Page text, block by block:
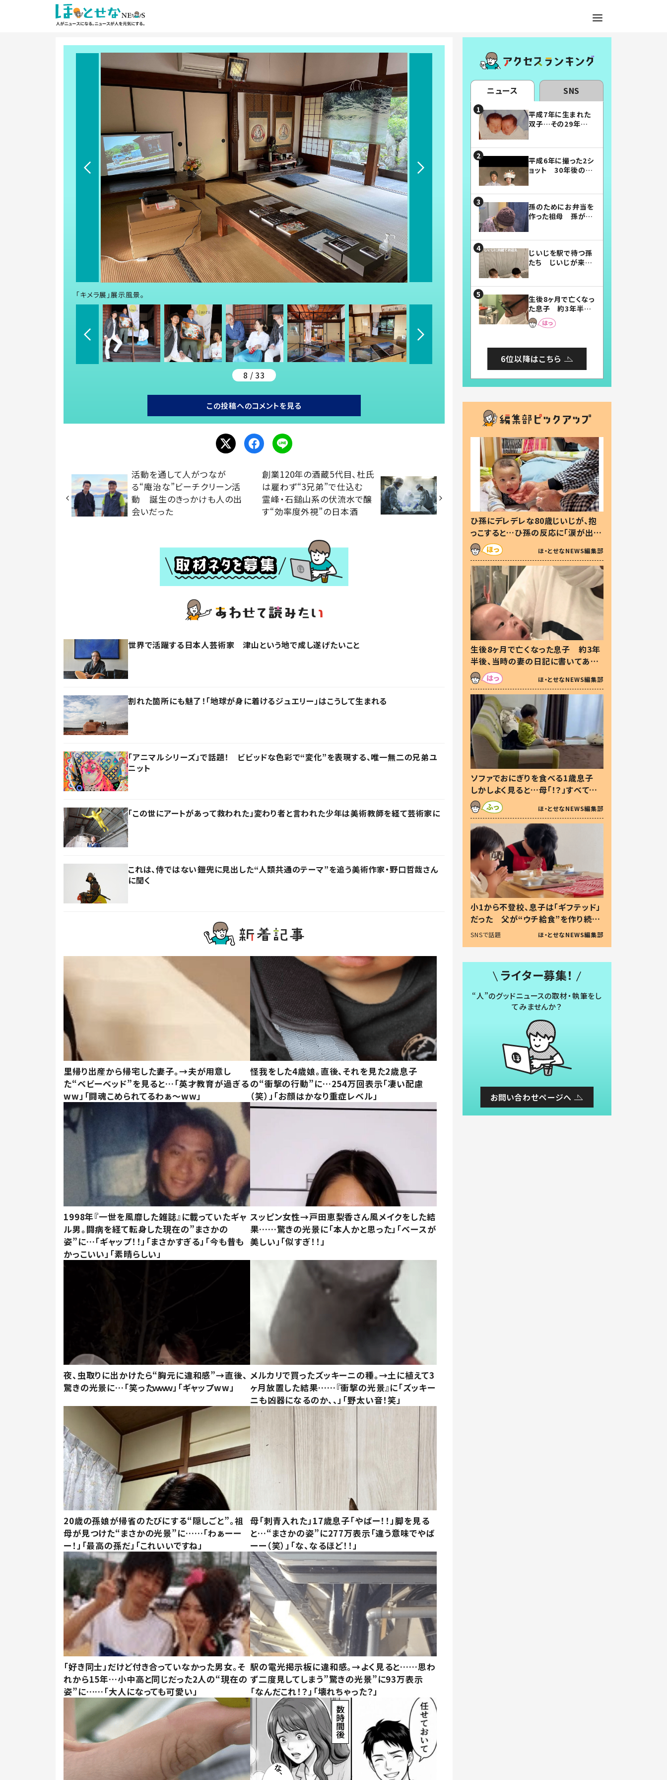
「キメラ展」展示風景。
8 / 33
この投稿へのコメントを見る
活動を通して人がつなが
る“庵治な”ビーチクリーン活
動 誕生のきっかけも人の出
会いだった
創業120年の酒蔵5代目、杜氏
は雇わず“3兄弟”で仕込む
霊峰・石鎚山系の伏流水で醸
す“効率度外視”の日本酒
世界で活躍する日本人芸術家 津山という地で成し遂げたいこと
割れた箇所にも魅了！「地球が身に着けるジュエリー」はこうして生まれる
「アニマルシリーズ」で話題！ ビビッドな色彩で“変化”を表現する、唯一無二の兄弟ユ
ニット
「この世にアートがあって救われた」変わり者と言われた少年は美術教師を経て芸術家に
これは、侍ではない――鎧兜に見出した“人類共通のテーマ”を追う美術作家・野口哲哉さん
に聞く
里帰り出産から帰宅した妻子。→夫が用意し
た“ベビーベッド”を見ると…「英才教育が過ぎる
ww」「闘魂こめられてるわぁ～ww」
怪我をした4歳娘。直後、それを見た2歳息子
の“衝撃の行動”に…254万回表示「凄い配慮
（笑）」「お顔はかなり重症レベル」
1998年『一世を風靡した雑誌』に載っていたギャ
ル男。闘病を経て転身した現在の”まさかの
姿”に…「ギャップ！！」「まさかすぎる」「今も昔も
かっこいい」「素晴らしい」
スッピン女性→戸田恵梨香さん風メイクをした結
果……驚きの光景に「本人かと思った」「ベースが
美しい」「似すぎ！！」
夜、虫取りに出かけたら“胸元に違和感”→直後、
驚きの光景に…「笑ったｗｗｗ」「ギャップww」
メルカリで買ったズッキーニの種。→土に植えて3
ヶ月放置した結果……『衝撃の光景』に「ズッキー
ニも凶器になるのか、、」「野太い音！笑」
20歳の孫娘が帰省のたびにする“隠しごと”。祖
母が見つけた“まさかの光景”に……「わぁーー
ー！」「最高の孫だ」「これいいですね」
母「刺青入れた」17歳息子「やばー！！」脚を見る
と…“まさかの姿”に277万表示「違う意味でやば
ーー（笑）」「な、なるほど！！」
「好き同士」だけど付き合っていなかった男女。そ
れから15年…小中高と同じだった2人の“現在の
姿”に……「大人になっても可愛い」
駅の電光掲示板に違和感。→よく見ると……思わ
ず二度見してしまう”驚きの光景”に93万表示
「なんだこれ！？」「壊れちゃった？」
ニュース SNS
平成7年に生まれた
双子…その29年後
平成6年に撮った2シ
ョット 30年後の姿
孫のためにお弁当を
作った祖母 孫が絶
じいじを駅で待つ孫
たち じいじが来た
まらない」「幸せにな
れる」
生後8ヶ月で亡くなっ
た息子 約3年半
後、当時の妻の日記
に書いてあった本音
6位以降はこちら
ひ孫にデレデレな80歳じいじが、抱
っこすると…ひ孫の反応に「涙が出ま
した」「可愛くて仕方ない」
ほ・とせなNEWS編集部
生後8ヶ月で亡くなった息子 約3年
半後、当時の妻の日記に書いてあっ
た本音とは
ほ・とせなNEWS編集部
ソファでおにぎりを食べる1歳息子
しかしよく見ると…母「！？」すべてを
察した母の投稿に「可愛いから許
す！」「現行犯〜」
ほ・とせなNEWS編集部
小1から不登校、息子は「ギフテッド」
だった 父が“ウチ給食”を作り続け
る理由とは #令和の親 #令和の子
SNSで話題 ほ・とせなNEWS編集部
ライター募集！
“人”のグッドニュースの取材・執筆をし
てみませんか？
お問い合わせページへ